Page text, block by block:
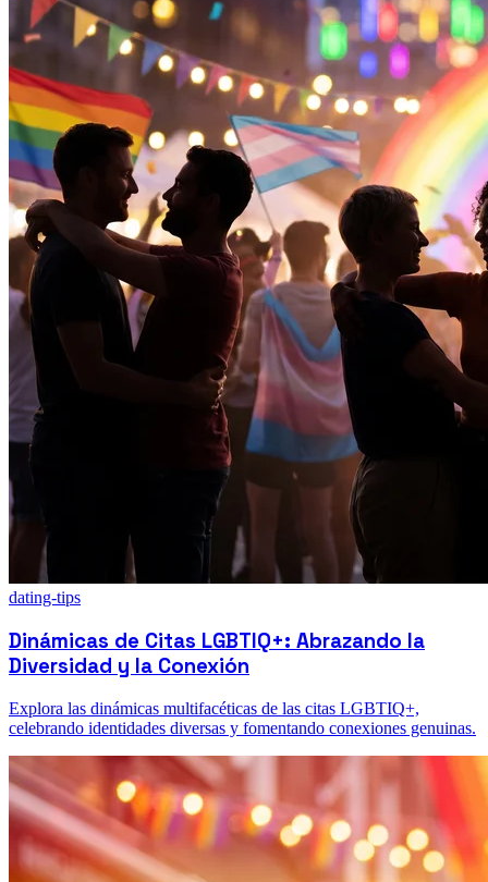
dating-tips
Dinámicas de Citas LGBTIQ+: Abrazando la
Diversidad y la Conexión
Explora las dinámicas multifacéticas de las citas LGBTIQ+,
celebrando identidades diversas y fomentando conexiones genuinas.